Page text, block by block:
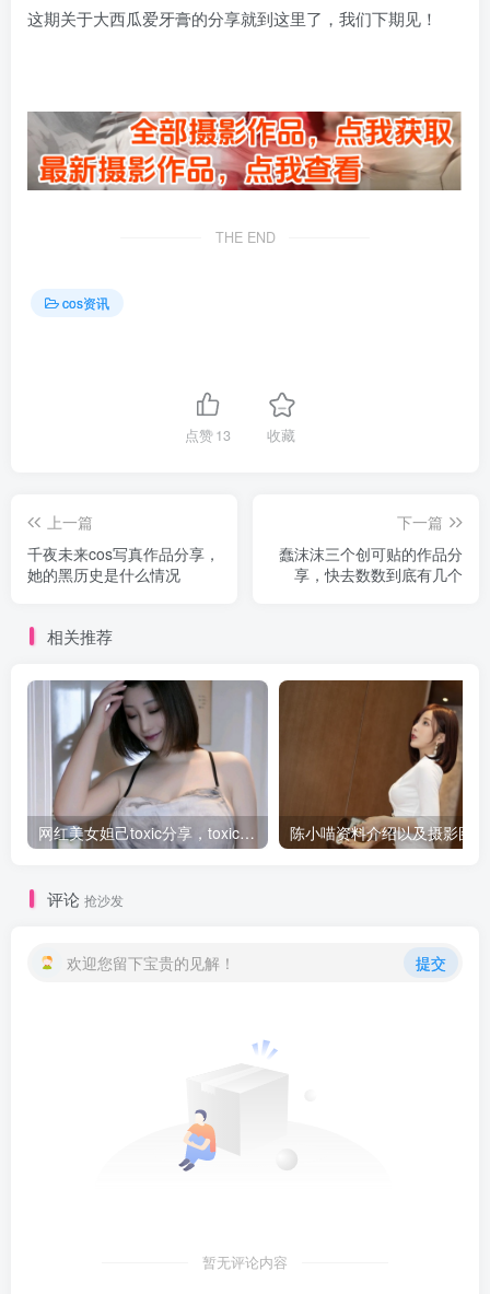
这期关于大西瓜爱牙膏的分享就到这里了，我们下期见！
THE END
cos资讯
点赞13 收藏
上一篇
千夜未来cos写真作品分享，
她的黑历史是什么情况
下一篇
蠢沫沫三个创可贴的作品分
享，快去数数到底有几个
相关推荐
网红美女妲己toxic分享，toxic妲己的图片鉴赏
评论 抢沙发
欢迎您留下宝贵的见解！ 提交
暂无评论内容